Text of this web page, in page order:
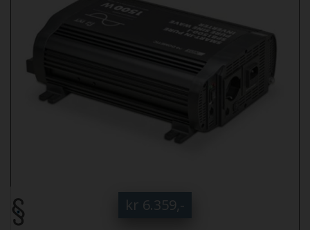
kr 6.359,-